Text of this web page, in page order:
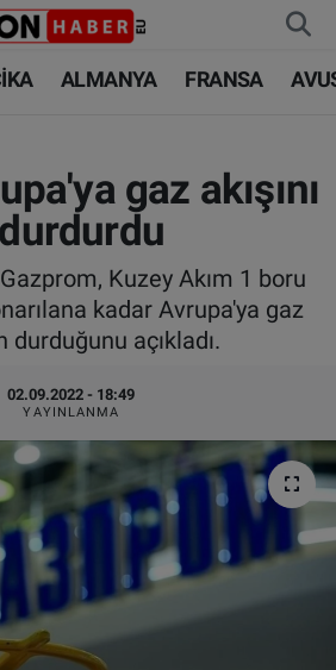
ALMANYA FRANSA
gaz akışını
Kuzey Akım 1 boru
kadar Avrupa'ya gaz
durduğunu açıkladı.
02.09.2022 - 18:49
YAYINLANMA
Durumu ve Fikstür